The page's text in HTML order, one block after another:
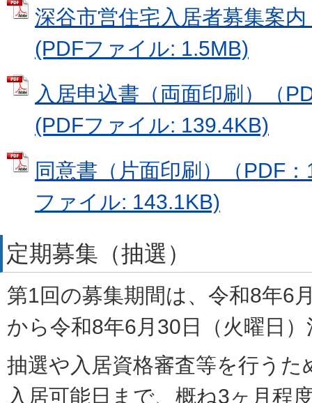
深谷市営住宅入居者募集案
(PDFファイル: 1.5MB)
入居申込書（両面印刷）（
(PDFファイル: 139.4KB)
同意書（片面印刷）（PDF
ファイル: 143.1KB)
定期募集（抽選）
第1回の募集期間は、令和8年6
から令和8年6月30日（火曜日
抽選や入居資格審査等を行うた
入居可能日まで、概ね3ヶ月程